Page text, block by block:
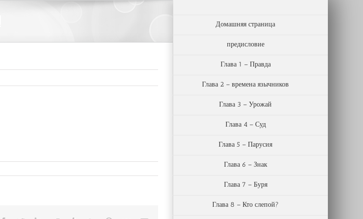
Домашняя страница
предисловие
Глава 1 – Правда
Глава 2 – времена язычников
Глава 3 – Урожай
Глава 4 – Суд
Глава 5 – Парусия
Глава 6 – Знак
Глава 7 – Буря
Глава 8 – Кто слепой?